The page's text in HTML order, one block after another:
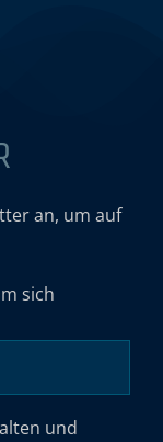
an, um auf
sich
und